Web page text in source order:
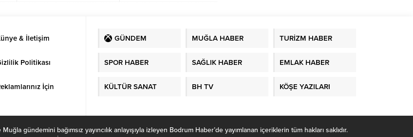
kurallarına uyulmaması ve
bilinçsiz kullanımın ciddi sağlık
sorunlarına yol açabileceğini
belirtti. Aslan, kaplıca
tedavisinin mutlaka sağlık
çalışanlarının önerisiyle
uygulanması gerektiğini
vurguladı.
sonraki ilk saatte emzirmeye
anne sütü verilmesi gerektiğini
& İletişim
Politikası
İçin
GÜNDEM MUĞLA HABER TURİZM HABER
SPOR HABER SAĞLIK HABER EMLAK HABER
KÜLTÜR SANAT BH TV KÖŞE YAZILARI
gündemini bağımsız yayıncılık anlayışıyla izleyen Bodrum Haber’de yayımlanan içeriklerin tüm hakları saklıdır.